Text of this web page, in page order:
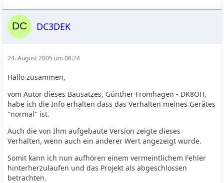
DC3DEK
24. August 2005 um 08:24
Hallo zusammen,
vom Autor dieses Bausatzes, Günther Fromhagen - DK8OH,
habe ich die Info erhalten dass das Verhalten meines Gerätes
"normal" ist.
Auch die von Ihm aufgebaute Version zeigte dieses
Verhalten, wenn auch ein anderer Wert angezeigt wurde.
Somit kann ich nun aufhören einem vermeintlichem Fehler
hinterherzulaufen und das Projekt als abgeschlossen
betrachten.